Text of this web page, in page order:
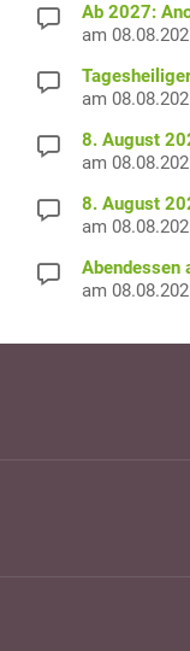
Ab 2027:
am
am
8. August
am
8. August
am
Abendessen
am